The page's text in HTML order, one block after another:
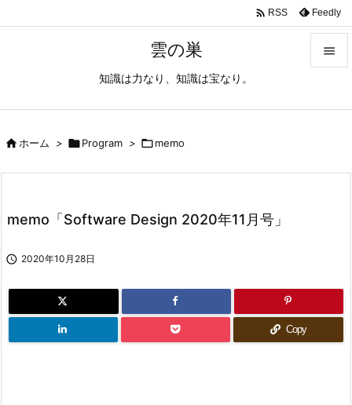
雲の巣
知識は力なり、知識は宝なり。

 RSS Feedly
ホーム > Program > memo
memo「Software Design 2020年11月号」
 2020年10月28日
Copy